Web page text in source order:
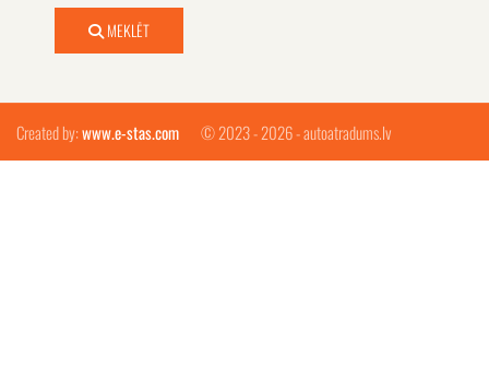
MEKLĒT
Created by:www.e-stas.com © 2023 - 2026 - autoatradums.lv